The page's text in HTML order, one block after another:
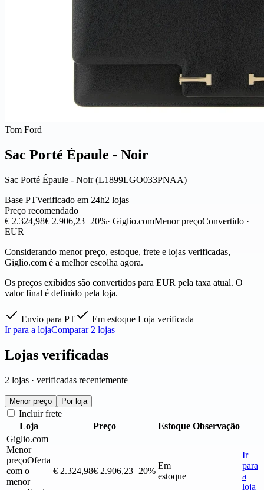
Tom Ford
Sac Porté Épaule - Noir
Sac Porté Épaule - Noir (L1899LGO033PNAA)
Base PTVerificado em 24h2 lojas
Preço recomendado
€ 2.324,98€ 2.906,23−20%· Giglio.comMenor preçoConvertido ·
EUR
Considerando menor preço, estoque, frete e lojas verificadas,
Giglio.com é a melhor escolha agora.
Os preços exibidos são convertidos para EUR pela taxa atual. O
valor final é definido pela loja.
Envio para PT Em estoque Loja verificada
Ir para a lojaComparar 2 lojas
Lojas verificadas
2 lojas · verificadas recentemente
Menor preço Por loja
Incluir frete
Loja
Preço Estoque Observação
Giglio.com
Menor
preçoOferta
com o
menor
€ 2.324,98€ 2.906,23−20%
Em
estoque
—
Ir
para
a
loja